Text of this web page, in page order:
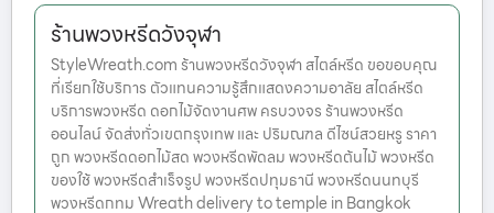
ร้านพวงหรีดวังจุฬา
StyleWreath.com ร้านพวงหรีดวังจุฬา สไตล์หรีด ขอขอบคุณ
ที่เรียกใช้บริการ ตัวแทนความรู้สึกแสดงความอาลัย สไตล์หรีด
บริการพวงหรีด ดอกไม้จัดงานศพ ครบวงจร ร้านพวงหรีด
ออนไลน์ จัดส่งทั่วเขตกรุงเทพ และ ปริมณฑล ดีไซน์สวยหรู ราคา
ถูก พวงหรีดดอกไม้สด พวงหรีดพัดลม พวงหรีดต้นไม้ พวงหรีด
ของใช้ พวงหรีดสำเร็จรูป พวงหรีดปทุมธานี พวงหรีดนนทบุรี
พวงหรีดกทม Wreath delivery to temple in Bangkok